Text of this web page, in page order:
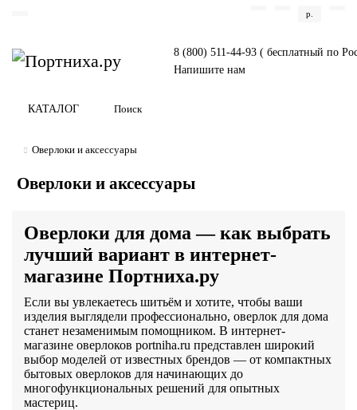
р.
8 (800) 511-44-93 ( бесплатный по
Напишите нам
КАТАЛОГ
Оверлоки и аксессуары
Оверлоки и аксессуары
Оверлоки для дома — как выбрать
лучший вариант в интернет-
магазине Портниха.ру
Если вы увлекаетесь шитьём и хотите, чтобы ваши
изделия выглядели профессионально, оверлок для дома
станет незаменимым помощником. В интернет-
магазине оверлоков portniha.ru представлен широкий
выбор моделей от известных брендов — от компактных
бытовых оверлоков для начинающих до
многофункциональных решений для опытных
мастериц.